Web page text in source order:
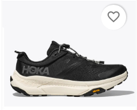
favorite_border